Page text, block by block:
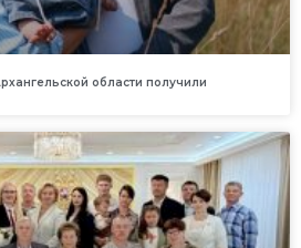
области получили